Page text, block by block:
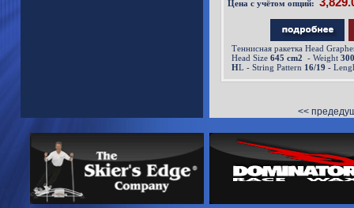
Цена с учётом опций:
Теннисная ракетка Head
Head Size 645 cm2 - Weight
HL - String Pattern 16/19 -
<<